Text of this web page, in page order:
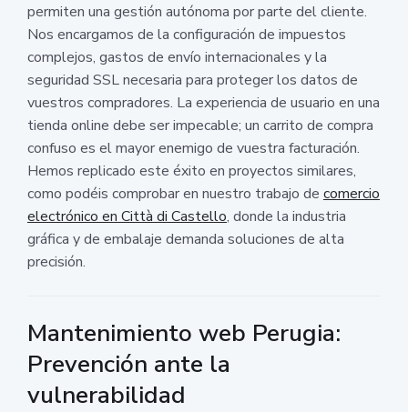
permiten una gestión autónoma por parte del cliente.
Nos encargamos de la configuración de impuestos
complejos, gastos de envío internacionales y la
seguridad SSL necesaria para proteger los datos de
vuestros compradores. La experiencia de usuario en una
tienda online debe ser impecable; un carrito de compra
confuso es el mayor enemigo de vuestra facturación.
Hemos replicado este éxito en proyectos similares,
como podéis comprobar en nuestro trabajo de comercio
electrónico en Città di Castello, donde la industria
gráfica y de embalaje demanda soluciones de alta
precisión.
Mantenimiento web Perugia:
Prevención ante la
vulnerabilidad